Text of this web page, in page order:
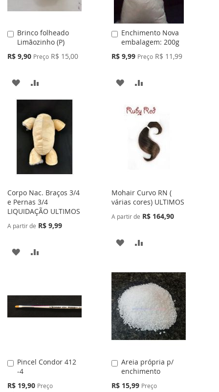
Brinco folheado
Limãozinho (P)
Preço
R$ 9,90 Preço R$ 15,00
Adicionar
ao
Carrinho
ADICIONAR
À
LISTA
DE
DESEJOS
PARA
COMPARAR
Enchimento Nova
embalagem: 200g
Preço
R$ 9,99 Preço R$ 11,99
Adicionar
ao
Carrinho
ADICIONAR
LISTA
DESEJOS
COMPARAR
Corpo Nac. Braços 3/4
e Pernas 3/4
LIQUIDAÇÃO ULTIMOS
A partir de R$ 9,99
ADICIONAR
DESEJOS
Mohair Curvo RN (
várias cores) ULTIMOS
A partir de R$ 164,90
ADICIONAR
LISTA
DE
DESEJOS
COMPARAR
Pincel Condor 412
-4
Preço
R$ 19,90 Preço
Adicionar
ao
Carrinho
Areia própria p/
enchimento
Preço
R$ 15,99 Preço
Adicionar
ao
Carrinho